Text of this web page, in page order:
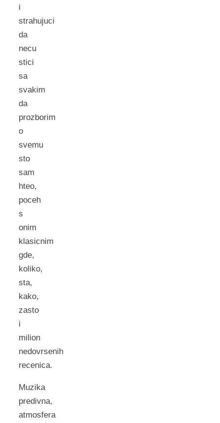
i
strahujuci
da
necu
stici
sa
svakim
da
prozborim
o
svemu
sto
sam
hteo,
poceh
s
onim
klasicnim
gde,
koliko,
sta,
kako,
zasto
i
milion
nedovrsenih
recenica.
Muzika
predivna,
atmosfera